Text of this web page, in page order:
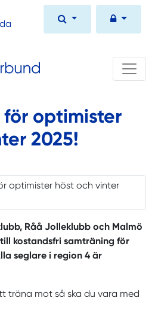
optimister
2025!
Råå Jolleklubb och Malmö
kostandsfri samträning för
seglare i region 4 är
träna mot så ska du vara med